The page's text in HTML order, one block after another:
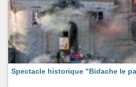
Spectacle historique "Bidache le